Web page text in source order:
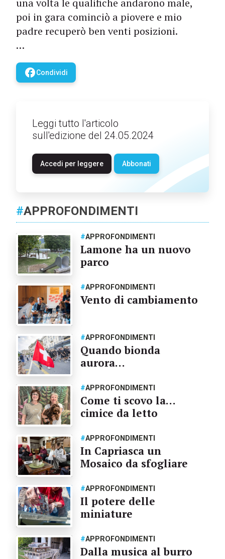
una volta le qualifiche andarono male,
poi in gara cominciò a piovere e mio
padre recuperò ben venti posizioni.
…
facebookCondividi
Leggi tutto l'articolo
sull'edizione del 24.05.2024
Accedi per leggere Abbonati
#APPROFONDIMENTI
#APPROFONDIMENTI
Lamone ha un nuovo
parco
#APPROFONDIMENTI
Vento di cambiamento
#APPROFONDIMENTI
Quando bionda
aurora…
#APPROFONDIMENTI
Come ti scovo la…
cimice da letto
#APPROFONDIMENTI
In Capriasca un
Mosaico da sfogliare
#APPROFONDIMENTI
Il potere delle
miniature
#APPROFONDIMENTI
Dalla musica al burro